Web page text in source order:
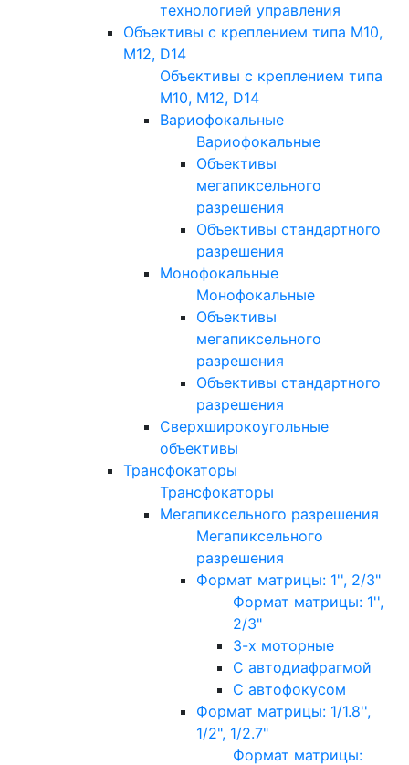
технологией управления
Объективы с креплением типа M10,
M12, D14
Объективы с креплением типа
M10, M12, D14
Вариофокальные
Вариофокальные
Объективы
мегапиксельного
разрешения
Объективы стандартного
разрешения
Монофокальные
Монофокальные
Объективы
мегапиксельного
разрешения
Объективы стандартного
разрешения
Сверхширокоугольные
объективы
Трансфокаторы
Трансфокаторы
Мегапиксельного разрешения
Мегапиксельного
разрешения
Формат матрицы: 1'', 2/3"
Формат матрицы: 1'',
2/3"
3-х моторные
С автодиафрагмой
С автофокусом
Формат матрицы: 1/1.8'',
1/2", 1/2.7"
Формат матрицы: